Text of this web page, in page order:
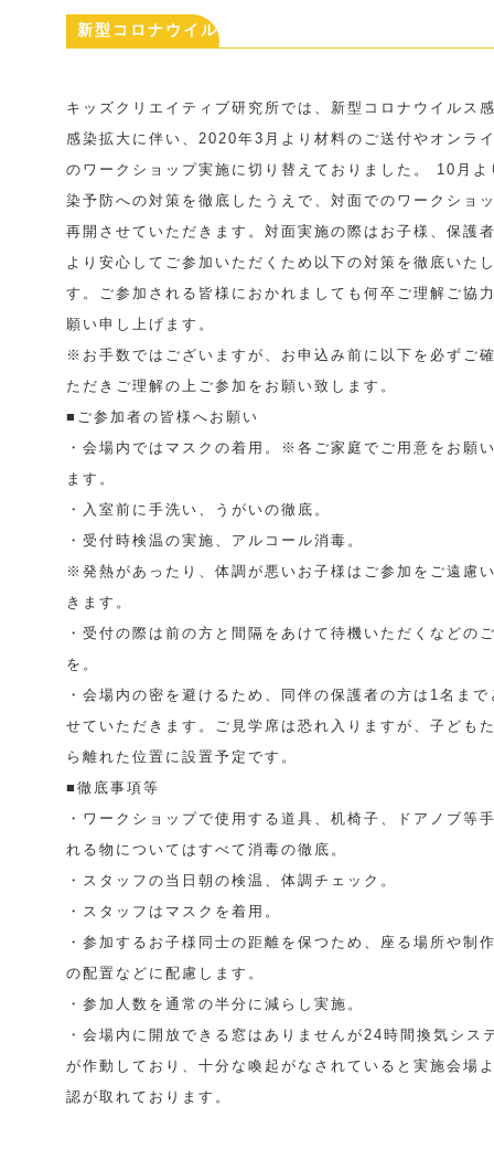
新型コロナウイル
キッズクリエイティブ研究所では、新型コロナウイルス
感染拡大に伴い、2020年3月より材料のご送付やオンラ
のワークショップ実施に切り替えておりました。 10月よ
染予防への対策を徹底したうえで、対面でのワークショ
再開させていただきます。対面実施の際はお子様、保護
より安心してご参加いただくため以下の対策を徹底いた
す。ご参加される皆様におかれましても何卒ご理解ご協
願い申し上げます。
※お手数ではございますが、お申込み前に以下を必ずご
ただきご理解の上ご参加をお願い致します。
■ご参加者の皆様へお願い
・会場内ではマスクの着用。※各ご家庭でご用意をお願
ます。
・入室前に手洗い、うがいの徹底。
・受付時検温の実施、アルコール消毒。
※発熱があったり、体調が悪いお子様はご参加をご遠慮
きます。
・受付の際は前の方と間隔をあけて待機いただくなどの
を。
・会場内の密を避けるため、同伴の保護者の方は1名まで
せていただきます。ご見学席は恐れ入りますが、子ども
ら離れた位置に設置予定です。
■徹底事項等
・ワークショップで使用する道具、机椅子、ドアノブ等
れる物についてはすべて消毒の徹底。
・スタッフの当日朝の検温、体調チェック。
・スタッフはマスクを着用。
・参加するお子様同士の距離を保つため、座る場所や制
の配置などに配慮します。
・参加人数を通常の半分に減らし実施。
・会場内に開放できる窓はありませんが24時間換気シス
が作動しており、十分な喚起がなされていると実施会場
認が取れております。